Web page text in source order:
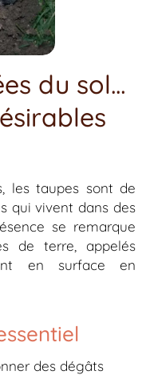
du sol…
les taupes sont de
qui vivent dans des
se remarque
de terre, appelés
en surface en
des dégâts